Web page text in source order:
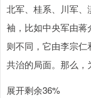
北军、桂系、川军
袖，比如中央军由
则不同，它由李宗
共治的局面。那么，
展开剩余36%